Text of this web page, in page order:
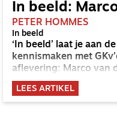
In beeld:
PETER HOMMES
In beeld
‘In beeld’ laat je aan
kennismaken met
aflevering: Marco van
LEES ARTIKEL